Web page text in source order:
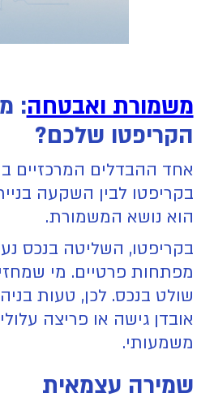
משמורת ואבטחה:
הקריפטו שלכם?
אחד ההבדלים המרכזיים
בקריפטו לבין השקעה
הוא נושא המשמורת.
בקריפטו, השליטה בנכס
מפתחות פרטיים. מי
שולט בנכס. לכן, טעות
אובדן גישה או פריצה
משמעותי.
שמירה עצמאית